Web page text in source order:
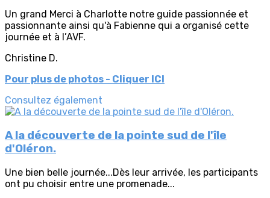
Un grand Merci à Charlotte notre guide passionnée et
passionnante ainsi qu'à Fabienne qui a organisé cette
journée et à l’AVF.
Christine D.
Pour plus de photos - Cliquer ICI
Consultez également
A la découverte de la pointe sud de l'île
d'Oléron.
Une bien belle journée...Dès leur arrivée, les participants
ont pu choisir entre une promenade...